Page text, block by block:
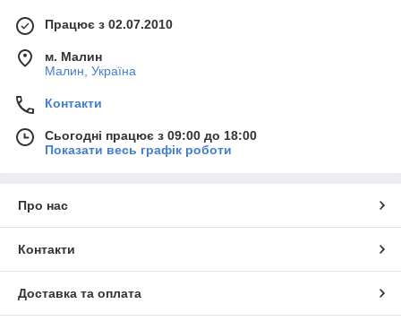
Працює з 02.07.2010
м. Малин
Малин, Україна
Контакти
Сьогодні працює з 09:00 до 18:00
Показати весь графік роботи
Про нас
Контакти
Доставка та оплата